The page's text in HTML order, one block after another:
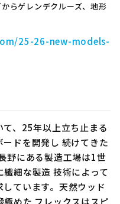
らゲレンデクルーズ、地形
25-26-new-models-
、25年以上立ち止まる
ドを開発し 続けてきた
野にある製造工場は1世
細な製造 技術によって
ています。天然ウッド